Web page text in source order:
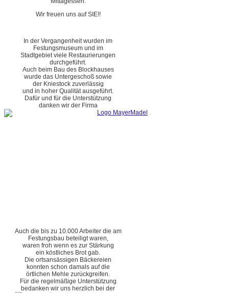
Wir freuen uns auf SIE!!
In der Vergangenheit wurden im
Festungsmuseum und im
Stadtgebiet viele Restaurierungen
durchgeführt.
Auch beim Bau des Blockhauses
wurde das Untergeschoß sowie
der Kniestock zuverlässig
und in hoher Qualität ausgeführt.
Dafür und für die Unterstützung
danken wir der Firma
Auch die bis zu 10.000 Arbeiter die am
Festungsbau beteiligt waren,
waren froh wenn es zur Stärkung
ein köstliches Brot gab.
Die ortsansässigen Bäckereien
konnten schon damals auf die
örtlichen Mehle zurückgreifen.
Für die regelmäßige Unterstützung
bedanken wir uns herzlich bei der